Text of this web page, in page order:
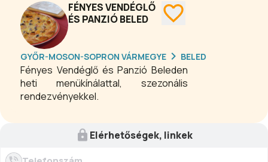
FÉNYES VENDÉGLŐ
ÉS PANZIÓ BELED
GYŐR-MOSON-SOPRON VÁRMEGYE BELED
Fényes Vendéglő és Panzió Beleden
heti menükínálattal, szezonális
rendezvényekkel.
Elérhetőségek, linkek